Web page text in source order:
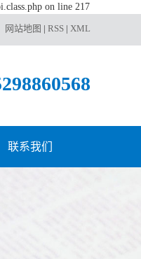
on line 217
网站地图 | RSS | XML
联系我们